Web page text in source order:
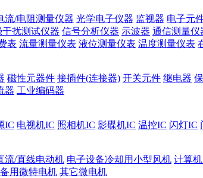
流/电阻测量仪器 光学电子仪器 监视器 电子元
干扰测试仪器 信号分析仪器 示波器 通信测量仪
表 流量测量仪表 液位测量仪表 温度测量仪表
磁性元器件 接插件(连接器) 开关元件 继电器
器 工业编码器
IC 电视机IC 照相机IC 影碟机IC 温控IC 闪灯IC
流/直线电动机 电子设备冷却用小型风机 计算
用微特电机 其它微电机